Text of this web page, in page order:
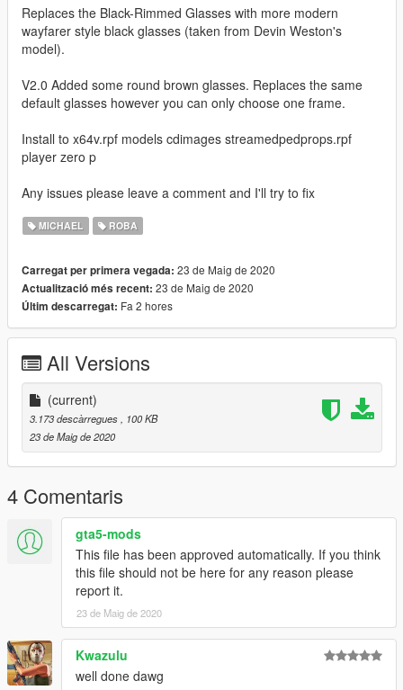
Replaces the Black-Rimmed Glasses with more modern
wayfarer style black glasses (taken from Devin Weston's
model).
V2.0 Added some round brown glasses. Replaces the same
default glasses however you can only choose one frame.
Install to x64v.rpf models cdimages streamedpedprops.rpf
player zero p
Any issues please leave a comment and I'll try to fix
MICHAEL ROBA
Carregat per primera vegada: 23 de Maig de 2020
Actualització més recent: 23 de Maig de 2020
Últim descarregat: Fa 2 hores
All Versions
(current)
3.173 descàrregues, 100 KB
23 de Maig de 2020
4 Comentaris
gta5-mods
This file has been approved automatically. If you think
this file should not be here for any reason please
report it.
23 de Maig de 2020
Kwazulu
well done dawg